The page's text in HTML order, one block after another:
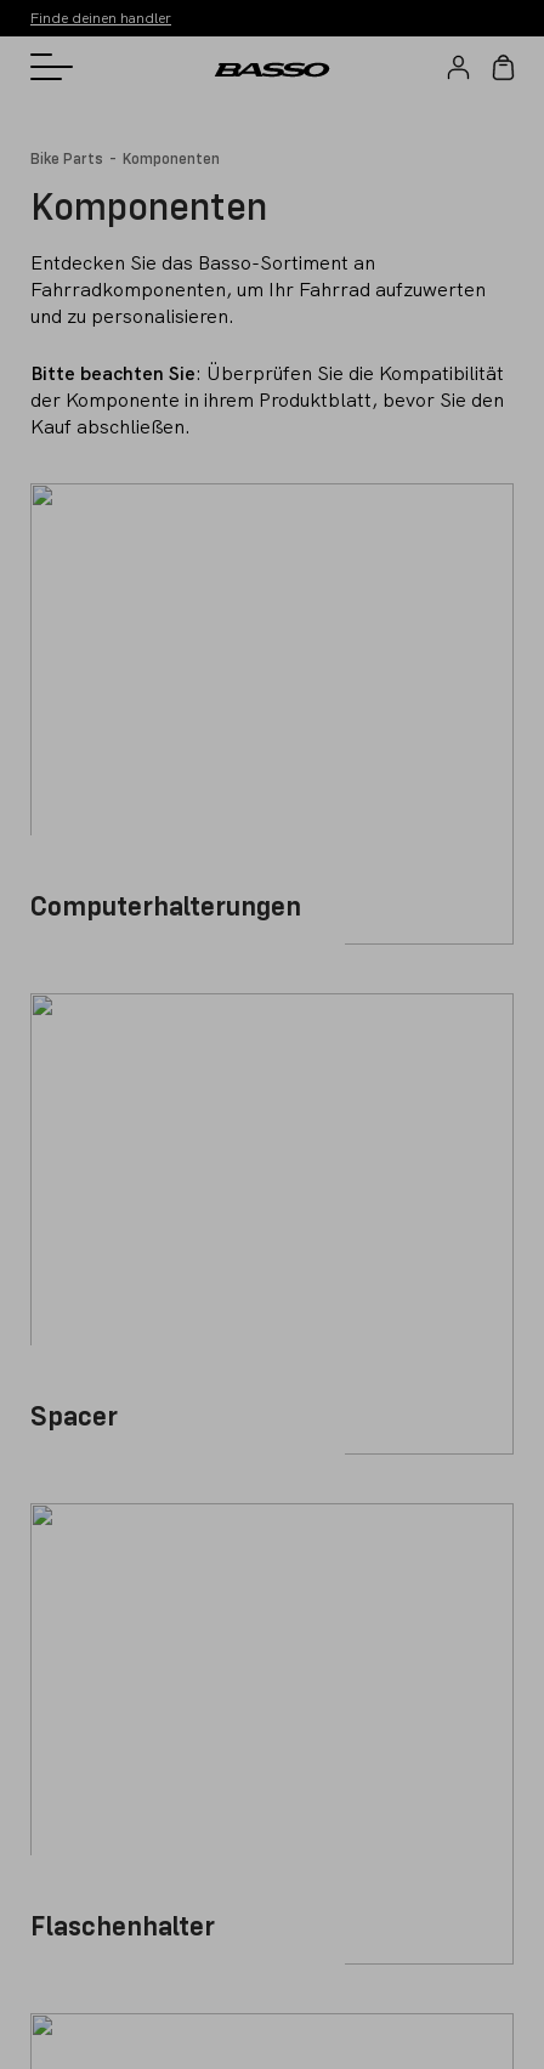
Finde deinen handler
Bike Parts - Komponenten
Komponenten
Entdecken Sie das Basso-Sortiment an
Fahrradkomponenten, um Ihr Fahrrad aufzuwerten
und zu personalisieren.
Bitte beachten Sie: Überprüfen Sie die Kompatibilität
der Komponente in ihrem Produktblatt, bevor Sie den
Kauf abschließen.
Computerhalterungen
Spacer
Flaschenhalter